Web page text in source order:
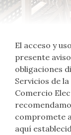
El acceso y
presente
obligaciones
Servicios de
Comercio
compromete
aquí